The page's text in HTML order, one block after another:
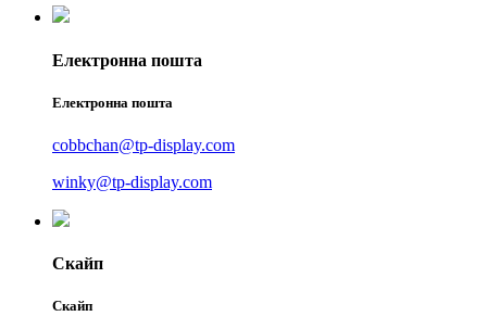
Електронна пошта
Електронна пошта
cobbchan@tp-display.com
winky@tp-display.com
Скайп
Скайп